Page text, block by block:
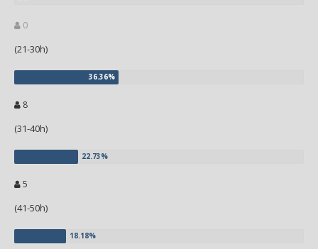
0
(21-30h)
8
(31-40h)
5
(41-50h)